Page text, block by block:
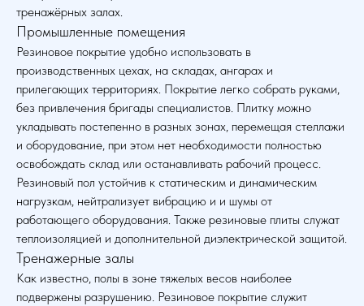
тренажёрных залах.
Промышленные помещения
Резиновое покрытие удобно использовать в
производственных цехах, на складах, ангарах и
прилегающих территориях. Покрытие легко собрать руками,
без привлечения бригады специалистов. Плитку можно
укладывать постепенно в разных зонах, перемещая стеллажи
и оборудование, при этом нет необходимости полностью
освобождать склад или останавливать рабочий процесс.
Резиновый пол устойчив к статическим и динамическим
нагрузкам, нейтрализует вибрацию и и шумы от
работающего оборудования. Также резиновые плиты служат
теплоизоляцией и дополнительной диэлектрической защитой.
Тренажерные залы
Как известно, полы в зоне тяжелых весов наиболее
подвержены разрушению. Резиновое покрытие служит